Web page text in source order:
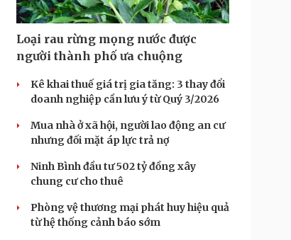
Loại rau rừng mọng nước được
người thành phố ưa chuộng
Kê khai thuế giá trị gia tăng: 3 thay đổi
doanh nghiệp cần lưu ý từ Quý 3/2026
Mua nhà ở xã hội, người lao động an cư
nhưng đối mặt áp lực trả nợ
Ninh Bình đầu tư 502 tỷ đồng xây
chung cư cho thuê
Phòng vệ thương mại phát huy hiệu quả
từ hệ thống cảnh báo sớm